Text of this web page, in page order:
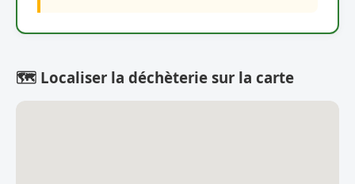
🗺️ Localiser la déchèterie sur la carte